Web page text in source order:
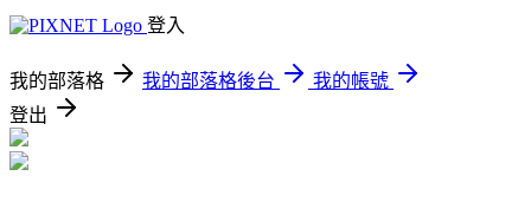
登入
我的部落格 我的部落格後台
我的帳號
登出